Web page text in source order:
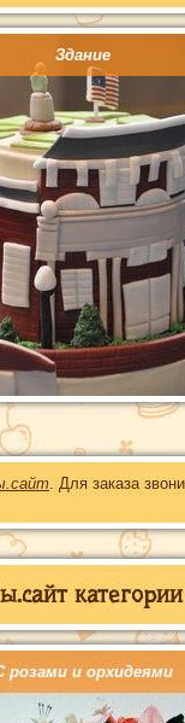
Здание
. Для заказа
розами и орхидеями